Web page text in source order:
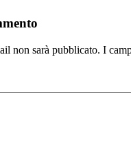
non sarà pubblicato. I